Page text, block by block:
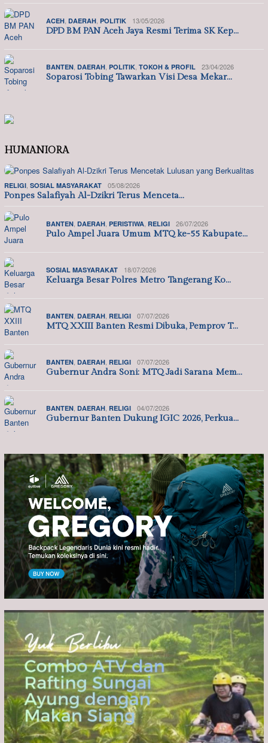
ACEH DAERAH POLITIK 13/05/2026
DPD BM PAN Aceh Jaya Resmi Terima SK Kep…
BANTEN DAERAH POLITIK TOKOH & PROFIL 23/04/2026
Soparosi Tobing Tawarkan Visi Desa Mekar…
HUMANIORA
RELIGI, SOSIAL MASYARAKAT 05/08/2026
Ponpes Salafiyah Al-Dzikri Terus Menceta…
BANTEN, DAERAH, PERISTIWA, RELIGI 26/07/2026
Pulo Ampel Juara Umum MTQ ke-55 Kabupate…
SOSIAL MASYARAKAT 18/07/2026
Keluarga Besar Polres Metro Tangerang Ko…
BANTEN, DAERAH, RELIGI 07/07/2026
MTQ XXIII Banten Resmi Dibuka, Pemprov T…
BANTEN, DAERAH, RELIGI 07/07/2026
Gubernur Andra Soni: MTQ Jadi Sarana Mem…
BANTEN, DAERAH, RELIGI 04/07/2026
Gubernur Banten Dukung IGIC 2026, Perkua…